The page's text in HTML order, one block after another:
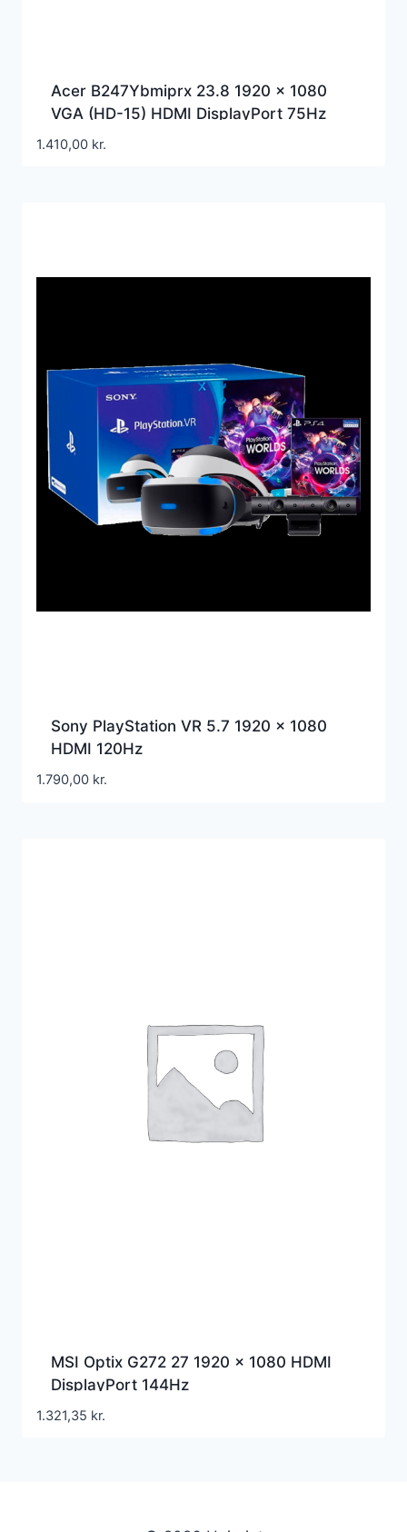
Acer B247Ybmiprx 23.8 1920 x 1080
VGA (HD-15) HDMI DisplayPort 75Hz
Pivot Skærm
1.410,00 kr.
Sony PlayStation VR 5.7 1920 x 1080
HDMI 120Hz
1.790,00 kr.
MSI Optix G272 27 1920 x 1080 HDMI
DisplayPort 144Hz
1.321,35 kr.